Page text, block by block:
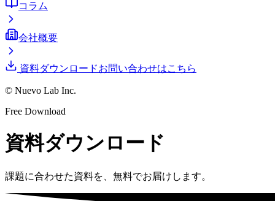
コラム
会社概要
資料ダウンロードお問い合わせはこちら
© Nuevo Lab Inc.
Free Download
資料ダウンロード
課題に合わせた資料を、無料でお届けします。